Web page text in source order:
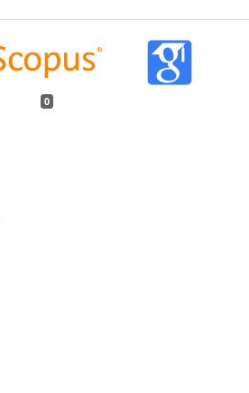
0